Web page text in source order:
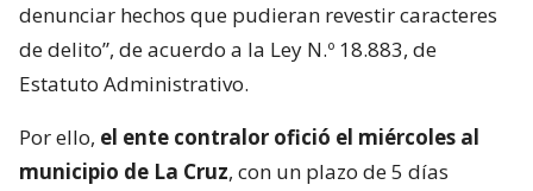
denunciar hechos que pudieran revestir caracteres
de delito”, de acuerdo a la Ley N.º 18.883, de
Estatuto Administrativo.
Por ello, el ente contralor ofició el miércoles al
municipio de La Cruz, con un plazo de 5 días